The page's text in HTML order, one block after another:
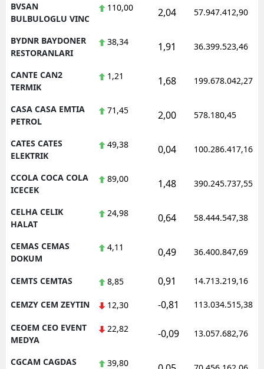
BVSAN
BULBULOGLU VINC
110,00 2,04 57.947.412,90
BYDNR BAYDONER
RESTORANLARI
38,34 1,91 36.399.523,46
CANTE CAN2
TERMIK
1,21 1,68 199.678.042,27
CASA CASA EMTIA
PETROL
71,45 2,00 578.180,45
CATES CATES
ELEKTRIK
49,38 0,04 100.286.417,16
CCOLA COCA COLA
ICECEK
89,00 1,48 390.245.737,55
CELHA CELIK
HALAT
24,98 0,64 58.444.547,38
CEMAS CEMAS
DOKUM
4,11 0,49 36.400.847,69
CEMTS CEMTAS 8,85 0,91 14.713.219,16
CEMZY CEM ZEYTIN 12,30 -0,81 113.034.515,38
CEOEM CEO EVENT
MEDYA
22,82 -0,09 13.057.682,76
CGCAM CAGDAS
39,80